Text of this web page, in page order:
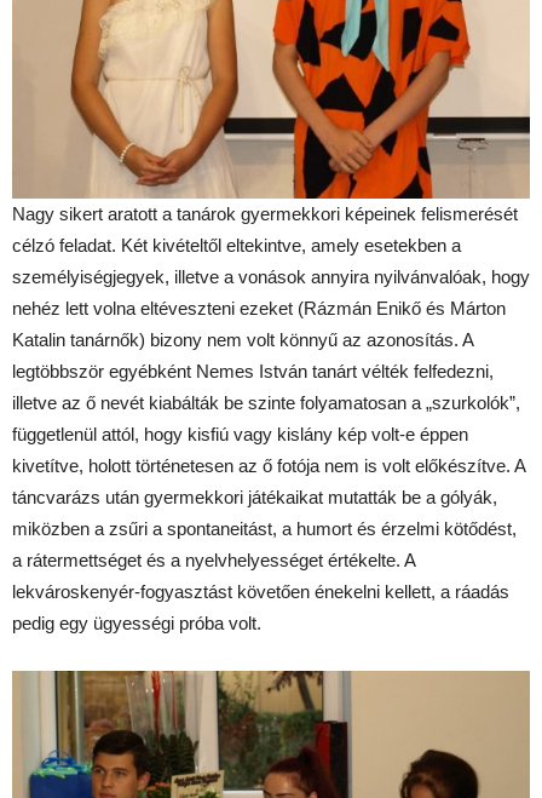
Nagy sikert aratott a tanárok gyermekkori képeinek felismerését
célzó feladat. Két kivételtől eltekintve, amely esetekben a
személyiségjegyek, illetve a vonások annyira nyilvánvalóak, hogy
nehéz lett volna eltéveszteni ezeket (Rázmán Enikő és Márton
Katalin tanárnők) bizony nem volt könnyű az azonosítás. A
legtöbbször egyébként Nemes István tanárt vélték felfedezni,
illetve az ő nevét kiabálták be szinte folyamatosan a „szurkolók”,
függetlenül attól, hogy kisfiú vagy kislány kép volt-e éppen
kivetítve, holott történetesen az ő fotója nem is volt előkészítve. A
táncvarázs után gyermekkori játékaikat mutatták be a gólyák,
miközben a zsűri a spontaneitást, a humort és érzelmi kötődést,
a rátermettséget és a nyelvhelyességet értékelte. A
lekvároskenyér-fogyasztást követően énekelni kellett, a ráadás
pedig egy ügyességi próba volt.